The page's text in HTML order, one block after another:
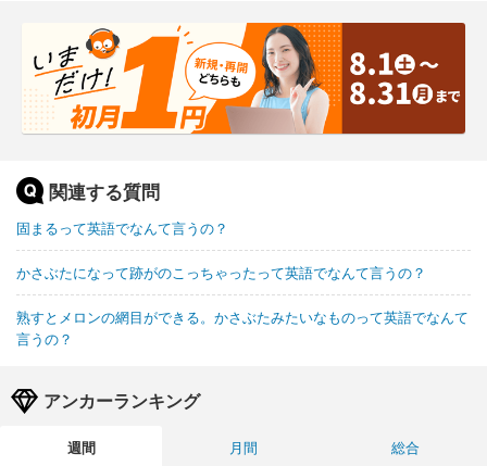
関連する質問
固まるって英語でなんて言うの？
かさぶたになって跡がのこっちゃったって英語でなんて言うの？
熟すとメロンの網目ができる。かさぶたみたいなものって英語でなんて
言うの？
アンカーランキング
週間 月間
総合